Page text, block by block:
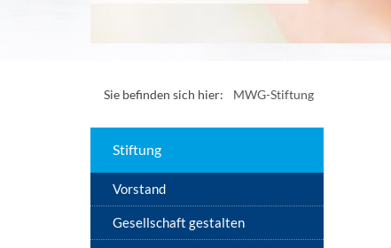
Sie befinden sich hier: MWG-Stiftung
Stiftung
Vorstand
Gesellschaft gestalten